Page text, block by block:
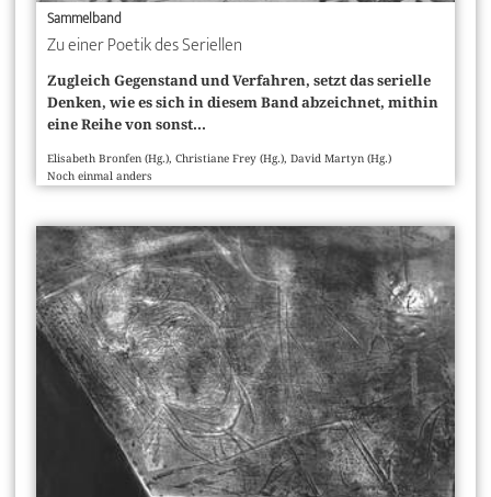
Sammelband
Zu einer Poetik des Seriellen
Zugleich Gegenstand und Verfahren, setzt das serielle
Denken, wie es sich in diesem Band abzeichnet, mithin
eine Reihe von sonst...
Elisabeth Bronfen (Hg.), Christiane Frey (Hg.), David Martyn (Hg.)
Noch einmal anders